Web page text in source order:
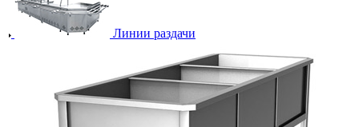
Линии раздачи